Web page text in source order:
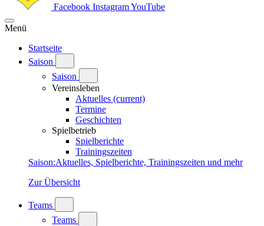
Facebook InstagramYouTube
Menü
Startseite
Saison
Saison
Vereinsleben
Aktuelles (current)
Termine
Geschichten
Spielbetrieb
Spielberichte
Trainingszeiten
Saison:Aktuelles, Spielberichte, Trainingszeiten und mehr
Zur Übersicht
Teams
Teams